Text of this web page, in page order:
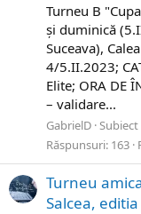
Turneu B
și duminică
Suceava),
4/5.II.2023;
Elite; ORA DE
– validare...
GabrielD Subiect
Răspunsuri: 163
Turneu
Salcea,